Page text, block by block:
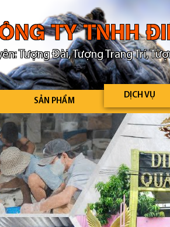
TY TNHH
Tượng Đài, Tượng Trang Trí,
SẢN PHẨM
DỊCH VỤ